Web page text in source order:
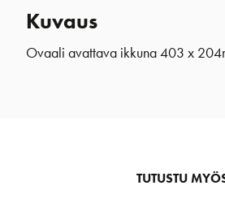
Kuvaus
Ovaali avattava ikkuna 403 x
TUTUSTU